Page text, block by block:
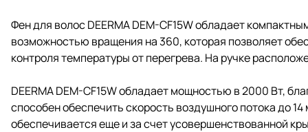
Фен для волос DEERMA DEM-CF15W обладает
возможностью вращения на 360, которая позволяет
контроля температуры от перегрева. На ручке
DEERMA DEM-CF15W обладает мощностью в 2000 Вт,
способен обеспечить скорость воздушного потока до
обеспечивается еще и за счет усовершенствованной